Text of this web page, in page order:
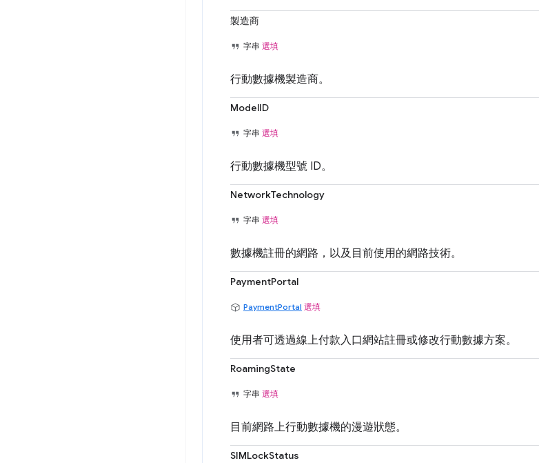
製造商
字串 選填
行動數據機製造商。
ModelID
字串 選填
行動數據機型號 ID。
NetworkTechnology
字串 選填
數據機註冊的網路，以及目前使用的網路技術。
PaymentPortal
PaymentPortal 選填
使用者可透過線上付款入口網站註冊或修改行動數據方案。
RoamingState
字串 選填
目前網路上行動數據機的漫遊狀態。
SIMLockStatus